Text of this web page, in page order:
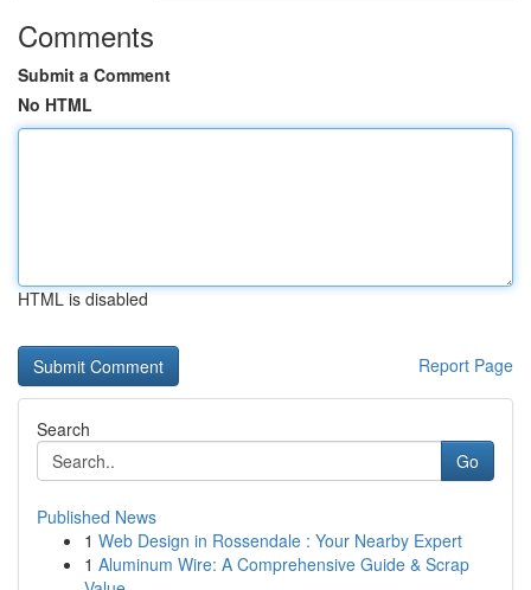
Comments
Submit a Comment
No HTML
HTML is disabled
Report Page
Search
Go
Published News
1 Web Design in Rossendale : Your Nearby Expert
1 Aluminum Wire: A Comprehensive Guide & Scrap